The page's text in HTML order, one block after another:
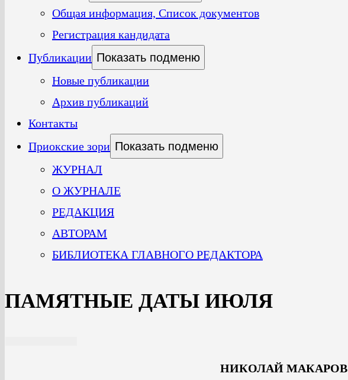
Общая информация, Список документов
Регистрация кандидата
Публикации Показать подменю
Новые публикации
Архив публикаций
Контакты
Приокские зори Показать подменю
ЖУРНАЛ
О ЖУРНАЛЕ
РЕДАКЦИЯ
АВТОРАМ
БИБЛИОТЕКА ГЛАВНОГО РЕДАКТОРА
ПАМЯТНЫЕ ДАТЫ ИЮЛЯ
НИКОЛАЙ МАКАРОВ